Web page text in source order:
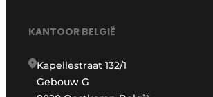
KANTOOR BELGIË
Kapellestraat 132/1
Gebouw G